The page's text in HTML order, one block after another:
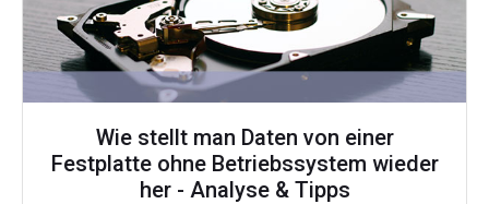
Wie stellt man Daten von einer
Festplatte ohne Betriebssystem wieder
her - Analyse & Tipps